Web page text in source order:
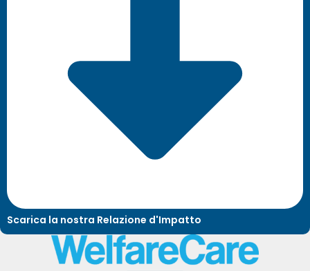
Scarica la nostra Relazione d'Impatto